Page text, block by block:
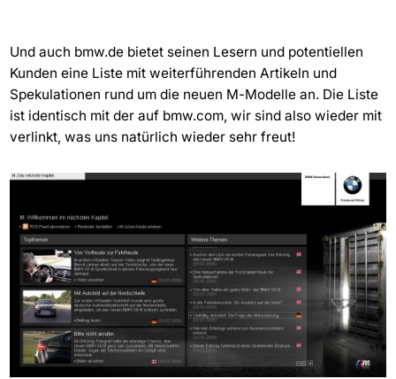
Und auch bmw.de bietet seinen Lesern und potentiellen
Kunden eine Liste mit weiterführenden Artikeln und
Spekulationen rund um die neuen M-Modelle an. Die Liste
ist identisch mit der auf bmw.com, wir sind also wieder mit
verlinkt, was uns natürlich wieder sehr freut!